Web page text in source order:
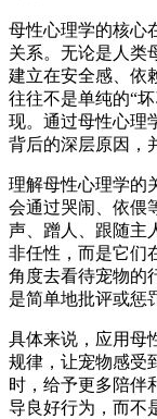
母性心理学的核心
关系。无论是人类
建立在安全感、依
往往不是单纯的“
现。通过母性心理
背后的深层原因，
理解母性心理学的
会通过哭闹、依偎
声、蹭人、跟随主
非任性，而是它们
角度去看待宠物的
是简单地批评或惩
具体来说，应用母
规律，让宠物感受
时，给予更多陪伴
导良好行为，而不